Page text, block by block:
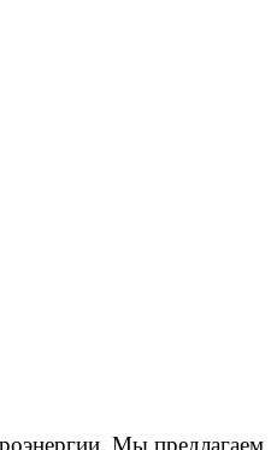
Мы предлагаем